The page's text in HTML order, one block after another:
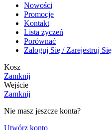
Nowości
Promocje
Kontakt
Lista życzeń
Porównać
Zaloguj Się / Zarejestruj Się
Kosz
Zamknij
Wejście
Zamknij
Nie masz jeszcze konta?
Utwórz konto